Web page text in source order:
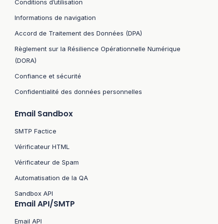
Conditions d’utilisation
Informations de navigation
Accord de Traitement des Données (DPA)
Règlement sur la Résilience Opérationnelle Numérique
(DORA)
Confiance et sécurité
Confidentialité des données personnelles
Email Sandbox
SMTP Factice
Vérificateur HTML
Vérificateur de Spam
Automatisation de la QA
Sandbox API
Email API/SMTP
Email API